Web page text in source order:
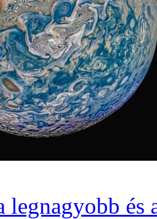
legnagyobb és